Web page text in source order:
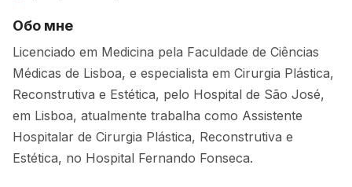
Обо мне
Licenciado em Medicina pela Faculdade de Ciências
Médicas de Lisboa, e especialista em Cirurgia Plástica,
Reconstrutiva e Estética, pelo Hospital de São José,
em Lisboa, atualmente trabalha como Assistente
Hospitalar de Cirurgia Plástica, Reconstrutiva e
Estética, no Hospital Fernando Fonseca.